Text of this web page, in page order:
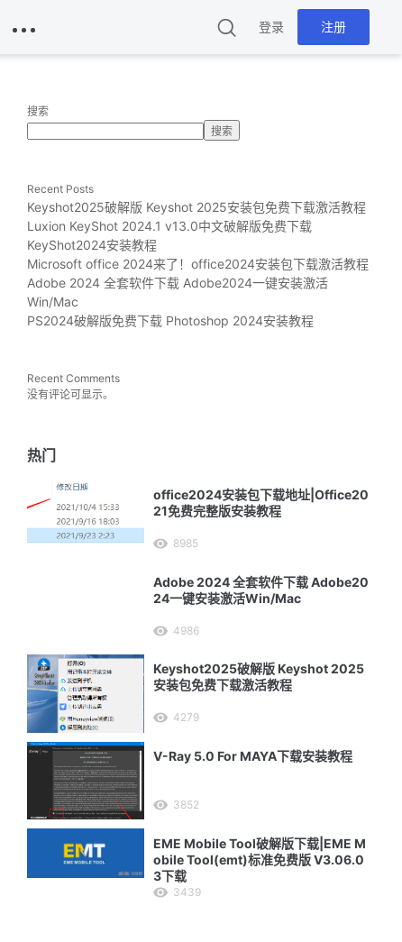
登录 注册
搜索
搜索
Recent Posts
Keyshot2025破解版 Keyshot 2025安装包免费下载激活教程
Luxion KeyShot 2024.1 v13.0中文破解版免费下载
KeyShot2024安装教程
Microsoft office 2024来了！office2024安装包下载激活教程
Adobe 2024 全套软件下载 Adobe2024一键安装激活
Win/Mac
PS2024破解版免费下载 Photoshop 2024安装教程
Recent Comments
没有评论可显示。
热门
office2024安装包下载地址|Office20
21免费完整版安装教程
8985
Adobe 2024 全套软件下载 Adobe20
24一键安装激活Win/Mac
4986
Keyshot2025破解版 Keyshot 2025
安装包免费下载激活教程
4279
V-Ray 5.0 For MAYA下载安装教程
3852
EME Mobile Tool破解版下载|EME M
obile Tool(emt)标准免费版 V3.06.0
3下载
3439